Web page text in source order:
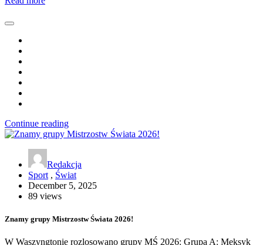
Continue reading
Redakcja
Sport , Świat
December 5, 2025
89 views
Znamy grupy Mistrzostw Świata 2026!
W Waszyngtonie rozlosowano grupy MŚ 2026: Grupa A: Meksyk